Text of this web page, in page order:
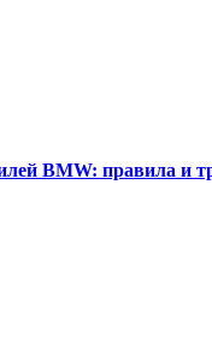
BMW: правила и